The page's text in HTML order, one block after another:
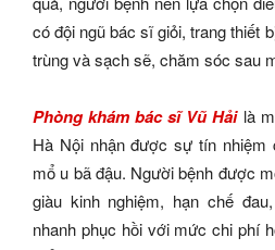
có đội ngũ bác sĩ giỏi, trang thiết
trùng và sạch sẽ, chăm sóc sau
Phòng khám bác sĩ Vũ Hảilà
Hà Nội nhận được sự tín nhiệm
mổ u bã đậu. Người bệnh được
giàu kinh nghiệm, hạn chế
nhanh phục hồi với mức chi phí